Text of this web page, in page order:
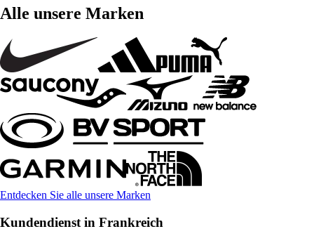
Alle unsere Marken
Entdecken Sie alle unsere Marken
Kundendienst in Frankreich